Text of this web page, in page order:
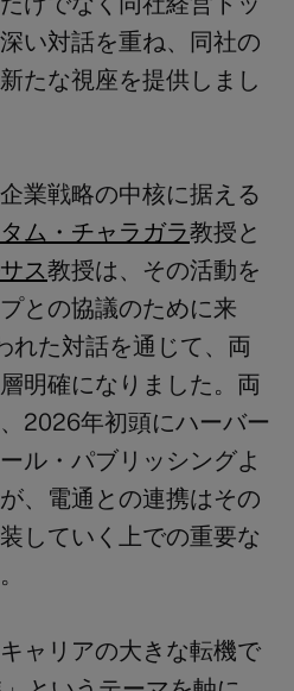
い対話を重ね、同社の
たな視座を提供しまし
業戦略の中核に据える
ム・チャラガラ教授と
ス教授は、その活動を
との協議のために来
れた対話を通じて、両
明確になりました。両
2026年初頭にハーバー
ル・パブリッシングよ
、電通との連携はその
していく上での重要な
ャリアの大きな転機で